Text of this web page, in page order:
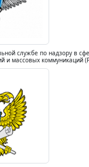
службе по надзору в
и массовых коммуникаций